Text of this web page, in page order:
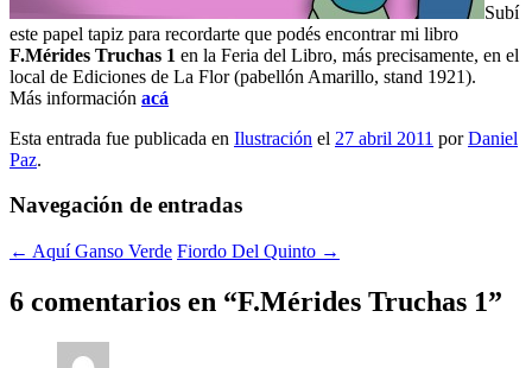
Subí
este papel tapiz para recordarte que podés encontrar mi libro
F.Mérides Truchas 1 en la Feria del Libro, más precisamente, en el
local de Ediciones de La Flor (pabellón Amarillo, stand 1921).
Más información acá
Esta entrada fue publicada en Ilustración el 27 abril 2011 porDaniel
Paz.
Navegación de entradas
← Aquí Ganso Verde Fiordo Del Quinto →
6 comentarios en “F.Mérides Truchas 1”